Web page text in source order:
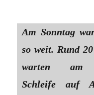
Am Sonntag
so weit. Rund
warten am
Schleife auf